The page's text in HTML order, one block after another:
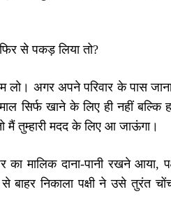
से पकड़ लिया तो?
अगर अपने परिवार के पास जाना
सिर्फ खाने के लिए ही नहीं बल्कि
तुम्हारी मदद के लिए आ जाऊंगा।
मालिक दाना-पानी रखने आया,
बाहर निकाला पक्षी ने उसे तुरंत